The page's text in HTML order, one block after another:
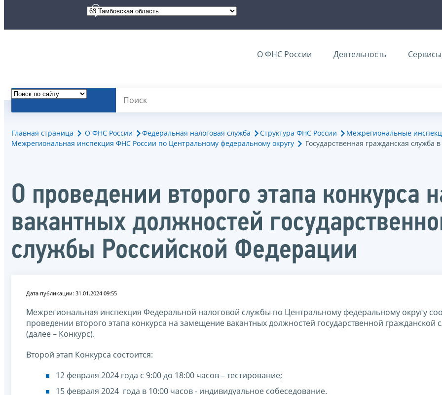
О ФНС России Деятельность Сервисы
Главная страница О ФНС России Федеральная налоговая служба Структура ФНС России
Межрегиональные
Межрегиональная инспекция ФНС России по Центральному федеральному округу
Государственная гражданская служба
О проведении второго этапа конкурса
вакантных должностей
службы Российской Федерации
Дата публикации: 31.01.2024 09:55
Межрегиональная инспекция Федеральной налоговой службы по Центральному федеральному округу
проведении второго этапа конкурса на замещение вакантных должностей государственной гражданской
(далее – Конкурс).
Второй этап Конкурса состоится:
12 февраля 2024 года с 9:00 до 18:00 часов – тестирование;
15 февраля 2024 года в 10:00 часов - индивидуальное собеседование.